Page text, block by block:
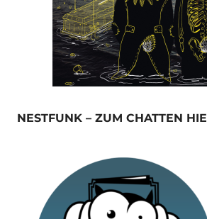
NESTFUNK – ZUM CHATTEN